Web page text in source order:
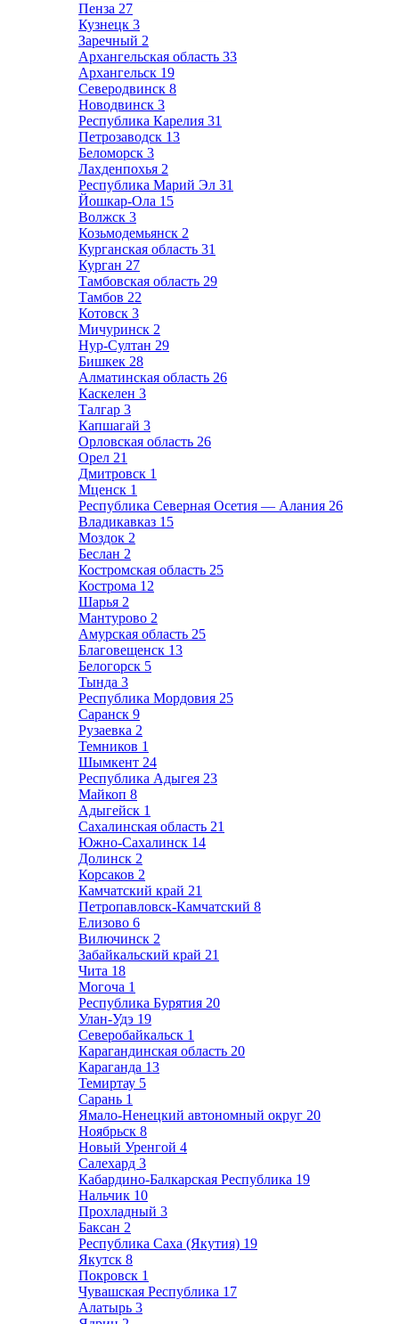
Пенза 27
Кузнецк 3
Заречный 2
Архангельская область 33
Архангельск 19
Северодвинск 8
Новодвинск 3
Республика Карелия 31
Петрозаводск 13
Беломорск 3
Лахденпохья 2
Республика Марий Эл 31
Йошкар-Ола 15
Волжск 3
Козьмодемьянск 2
Курганская область 31
Курган 27
Тамбовская область 29
Тамбов 22
Котовск 3
Мичуринск 2
Нур-Султан 29
Бишкек 28
Алматинская область 26
Каскелен 3
Талгар 3
Капшагай 3
Орловская область 26
Орел 21
Дмитровск 1
Мценск 1
Республика Северная Осетия — Алания 26
Владикавказ 15
Моздок 2
Беслан 2
Костромская область 25
Кострома 12
Шарья 2
Мантурово 2
Амурская область 25
Благовещенск 13
Белогорск 5
Тында 3
Республика Мордовия 25
Саранск 9
Рузаевка 2
Темников 1
Шымкент 24
Республика Адыгея 23
Майкоп 8
Адыгейск 1
Сахалинская область 21
Южно-Сахалинск 14
Долинск 2
Корсаков 2
Камчатский край 21
Петропавловск-Камчатский 8
Елизово 6
Вилючинск 2
Забайкальский край 21
Чита 18
Могоча 1
Республика Бурятия 20
Улан-Удэ 19
Северобайкальск 1
Карагандинская область 20
Караганда 13
Темиртау 5
Сарань 1
Ямало-Ненецкий автономный округ 20
Ноябрьск 8
Новый Уренгой 4
Салехард 3
Кабардино-Балкарская Республика 19
Нальчик 10
Прохладный 3
Баксан 2
Республика Саха (Якутия) 19
Якутск 8
Покровск 1
Чувашская Республика 17
Алатырь 3